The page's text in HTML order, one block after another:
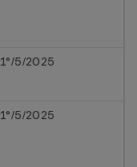
1°/5/2025
1°/5/2025